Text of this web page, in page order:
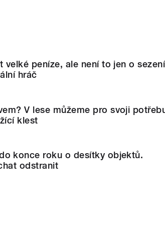
velké peníze, ale není to jen o sezení
hráč
V lese můžeme pro svoji
klest
konce roku o desítky objektů.
odstranit